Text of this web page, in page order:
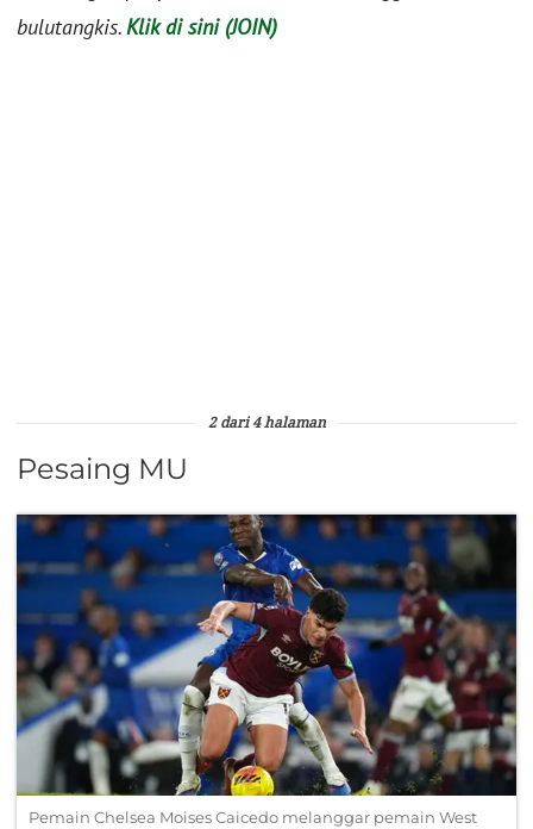
bulutangkis.Klik di sini (JOIN)
2 dari 4 halaman
Pesaing MU
Pemain Chelsea Moises Caicedo melanggar pemain West